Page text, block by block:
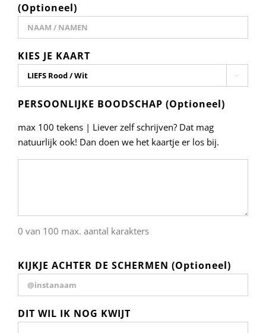
(Optioneel)
KIES JE KAART

PERSOONLIJKE BOODSCHAP (Optioneel)
max 100 tekens | Liever zelf schrijven? Dat mag
natuurlijk ook! Dan doen we het kaartje er los bij.
0 van 100 max. aantal karakters
KIJKJE ACHTER DE SCHERMEN (Optioneel)
DIT WIL IK NOG KWIJT